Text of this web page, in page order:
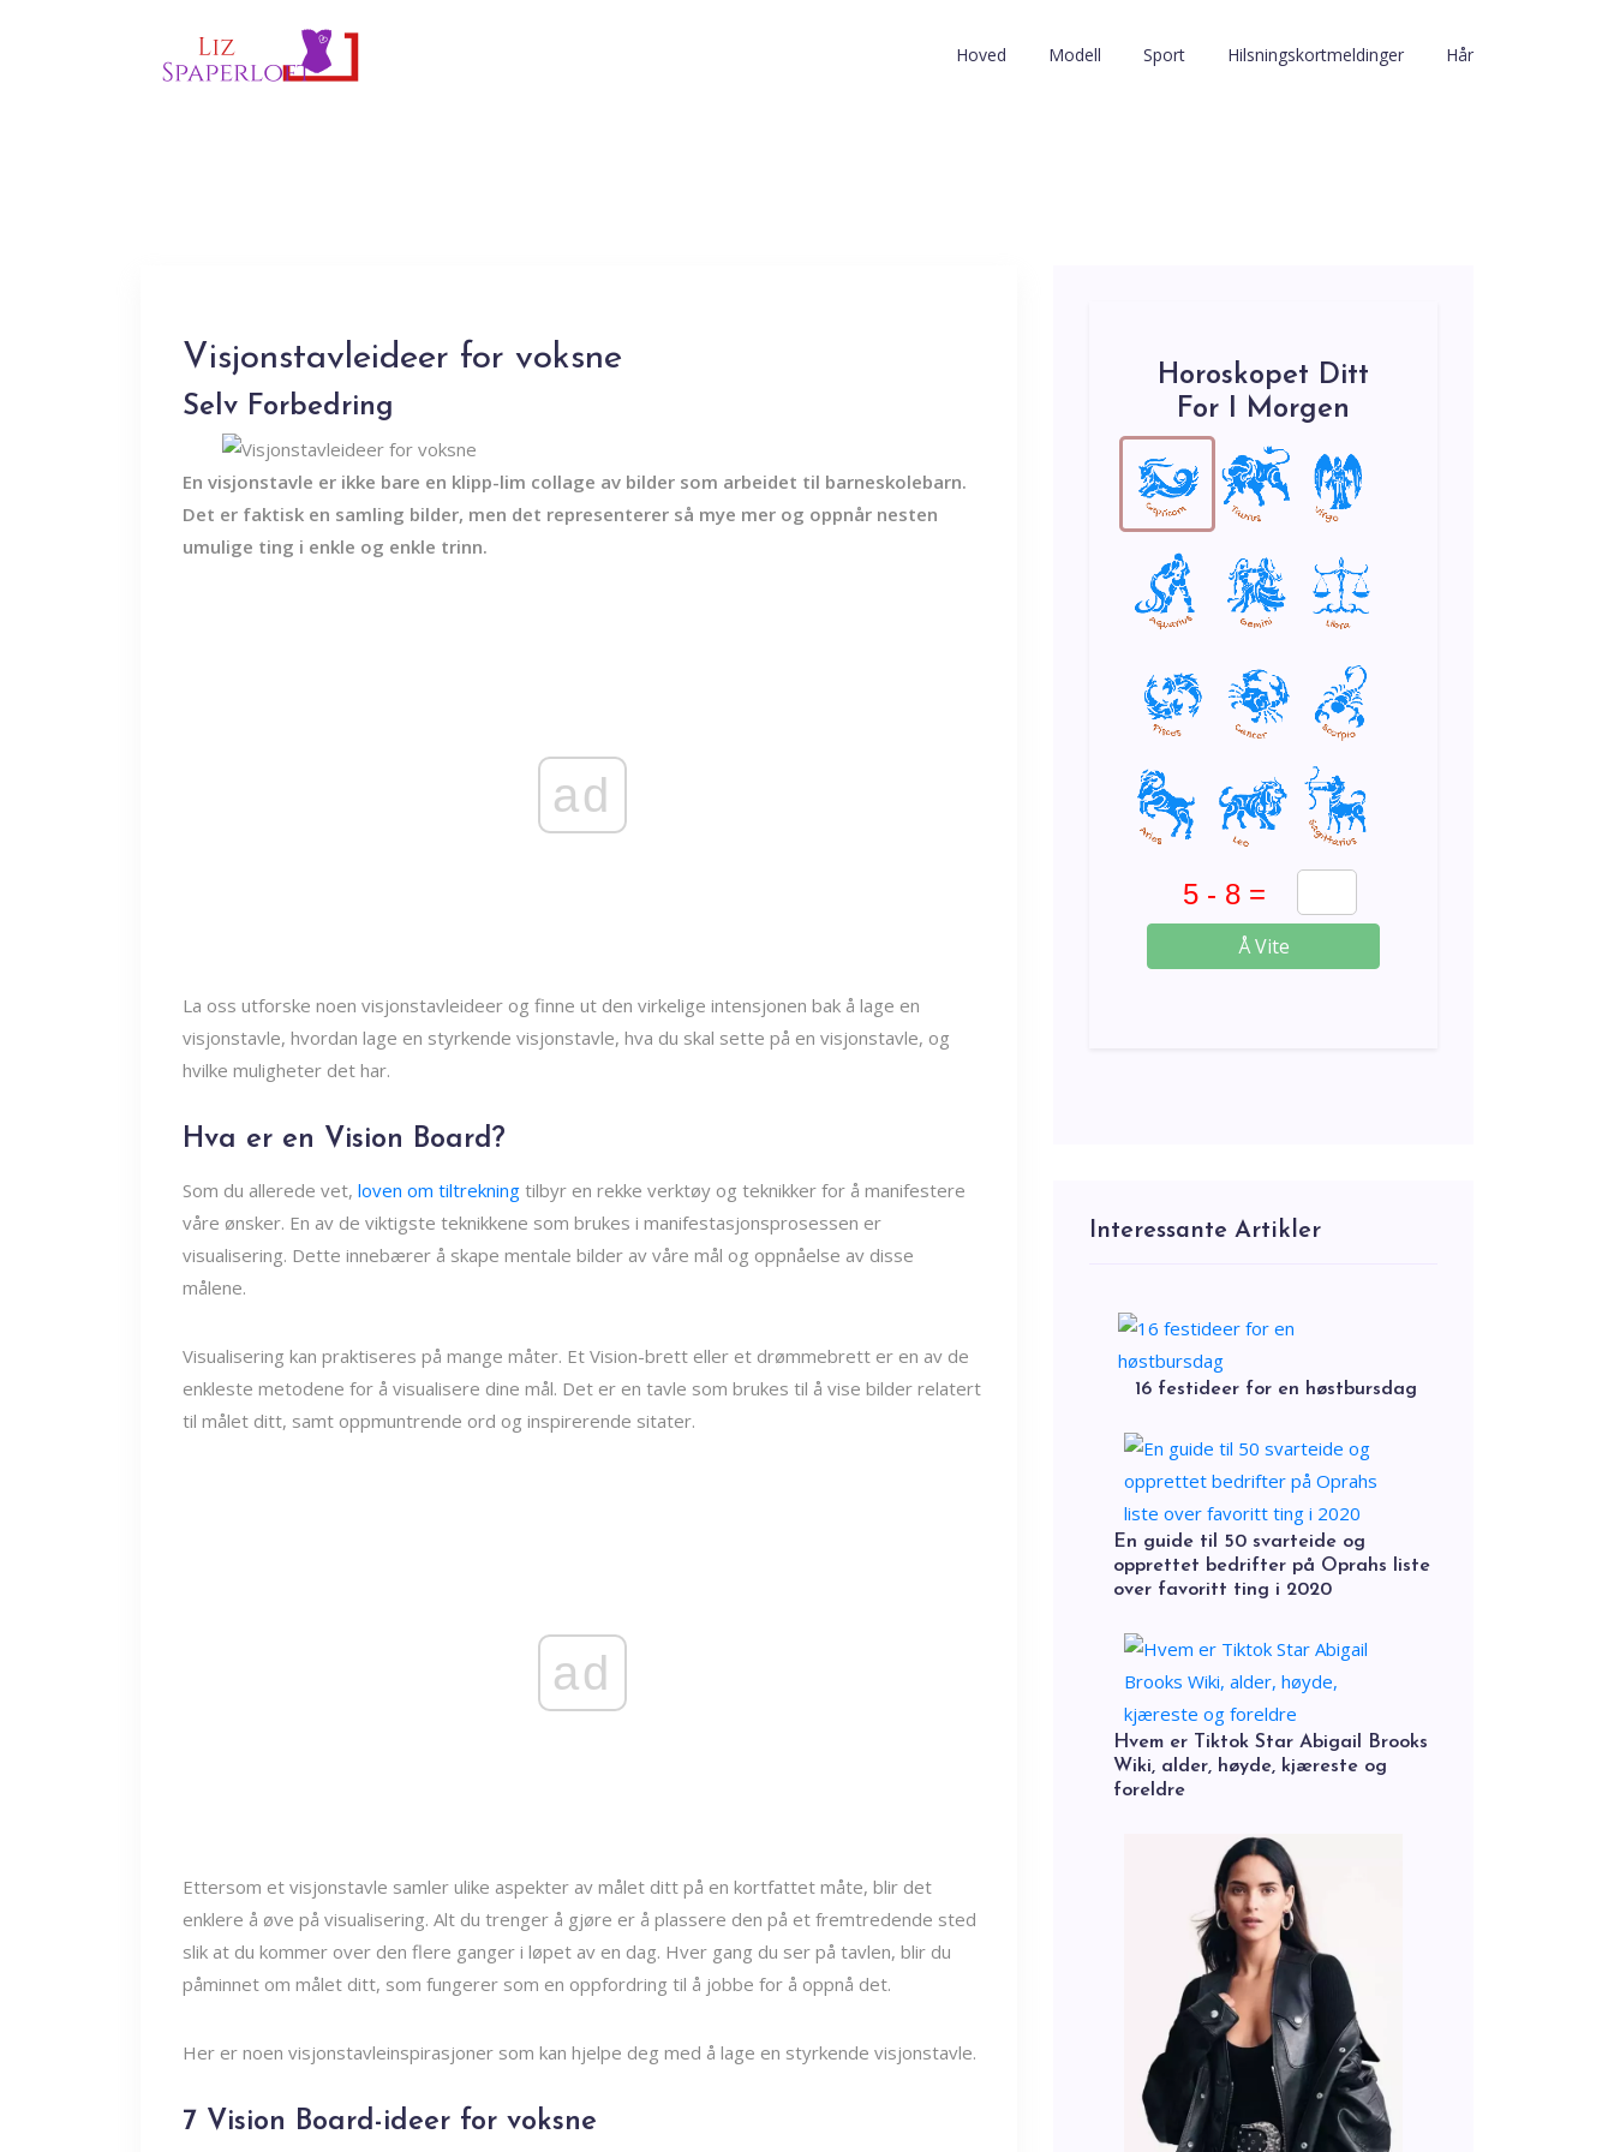
Hoved Modell Sport Hilsningskortmeldinger Hår
Visjonstavleideer for voksne
Selv Forbedring
En visjonstavle er ikke bare en klipp-lim collage av bilder som arbeidet til barneskolebarn.
Det er faktisk en samling bilder, men det representerer så mye mer og oppnår nesten
umulige ting i enkle og enkle trinn.
ad
La oss utforske noen visjonstavleideer og finne ut den virkelige intensjonen bak å lage en
visjonstavle, hvordan lage en styrkende visjonstavle, hva du skal sette på en visjonstavle, og
hvilke muligheter det har.
Hva er en Vision Board?
Som du allerede vet, loven om tiltrekning tilbyr en rekke verktøy og teknikker for å manifestere
våre ønsker. En av de viktigste teknikkene som brukes i manifestasjonsprosessen er
visualisering. Dette innebærer å skape mentale bilder av våre mål og oppnåelse av disse
målene.
Visualisering kan praktiseres på mange måter. Et Vision-brett eller et drømmebrett er en av de
enkleste metodene for å visualisere dine mål. Det er en tavle som brukes til å vise bilder relatert
til målet ditt, samt oppmuntrende ord og inspirerende sitater.
ad
Ettersom et visjonstavle samler ulike aspekter av målet ditt på en kortfattet måte, blir det
enklere å øve på visualisering. Alt du trenger å gjøre er å plassere den på et fremtredende sted
slik at du kommer over den flere ganger i løpet av en dag. Hver gang du ser på tavlen, blir du
påminnet om målet ditt, som fungerer som en oppfordring til å jobbe for å oppnå det.
Her er noen visjonstavleinspirasjoner som kan hjelpe deg med å lage en styrkende visjonstavle.
7 Vision Board-ideer for voksne
Horoskopet Ditt
For I Morgen
Å Vite
Interessante Artikler
16 festideer for en høstbursdag
En guide til 50 svarteide og
opprettet bedrifter på Oprahs liste
over favoritt ting i 2020
Hvem er Tiktok Star Abigail Brooks
Wiki, alder, høyde, kjæreste og
foreldre